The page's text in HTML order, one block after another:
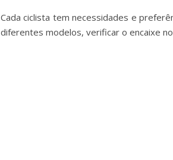
Cada ciclista tem necessidades e
diferentes modelos, verificar o encaixe